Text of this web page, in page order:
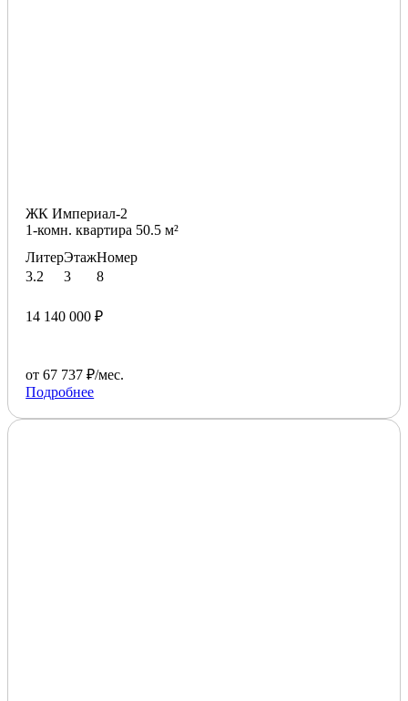
ЖК Империал-2
1-комн. квартира 50.5 м²
Литер
3.2
Этаж
3
Номер
8
14 140 000 ₽
от 67 737 ₽/мес.
Подробнее